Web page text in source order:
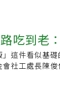
吃到老
怎麼預
這件看似基
社工處長陳俊